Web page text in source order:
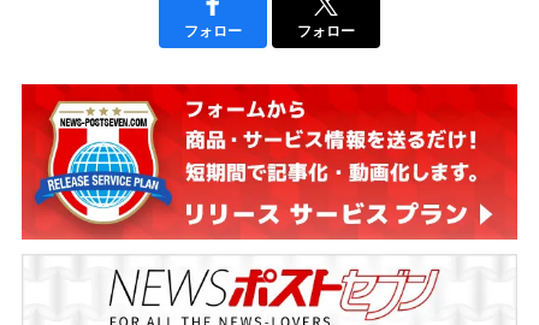
フォロー フォロー